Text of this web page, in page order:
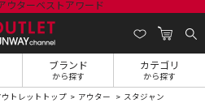
ブランド
から探す
カテゴリ
から探す
ウトレットトップ アウター スタジャン